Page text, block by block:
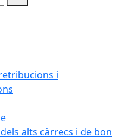
i
alts càrrecs i de bon